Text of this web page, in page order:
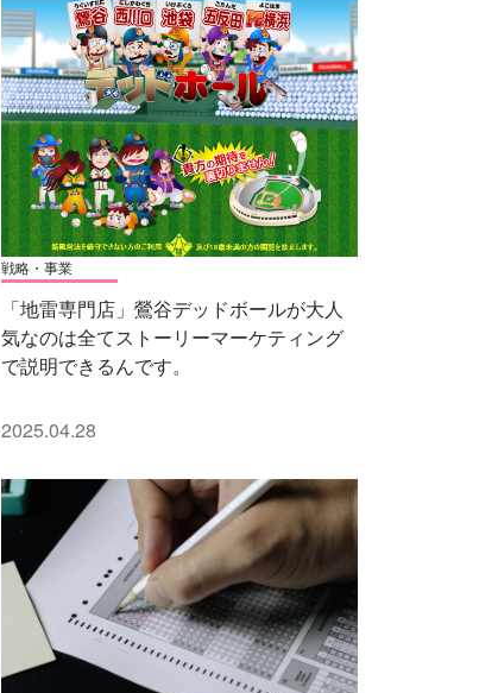
戦略・事業
「地雷専門店」鶯谷デッドボールが大人
気なのは全てストーリーマーケティング
で説明できるんです。
2025.04.28